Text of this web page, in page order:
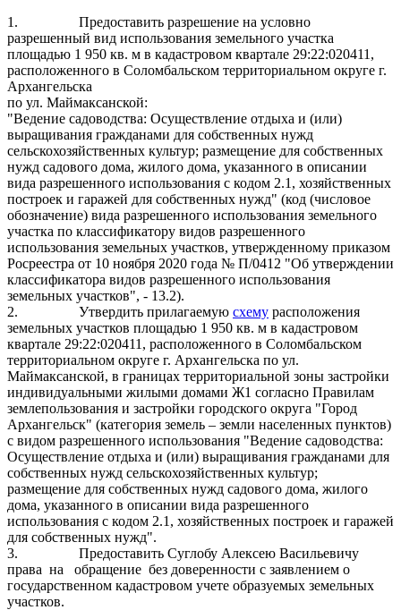
1.
Предоставить разрешение на условно
разрешенный вид использования земельного участка
площадью 1 950 кв. м в кадастровом квартале 29:22:020411,
расположенного в Соломбальском территориальном округе г.
Архангельска
по ул. Маймаксанской:
"Ведение садоводства: Осуществление отдыха и (или)
выращивания гражданами для собственных нужд
сельскохозяйственных культур; размещение для собственных
нужд садового дома, жилого дома, указанного в описании
вида разрешенного использования с кодом 2.1, хозяйственных
построек и гаражей для собственных нужд" (код (числовое
обозначение) вида разрешенного использования земельного
участка по классификатору видов разрешенного
использования земельных участков, утвержденному приказом
Росреестра от 10 ноября 2020 года № П/0412 "Об утверждении
классификатора видов разрешенного использования
земельных участков", - 13.2).
2.
Утвердить прилагаемую схему расположения
земельных участков площадью 1 950 кв. м в кадастровом
квартале 29:22:020411, расположенного в Соломбальском
территориальном округе г. Архангельска по ул.
Маймаксанской, в границах территориальной зоны застройки
индивидуальными жилыми домами Ж1 согласно Правилам
землепользования и застройки городского округа "Город
Архангельск" (категория земель – земли населенных пунктов)
с видом разрешенного использования "Ведение садоводства:
Осуществление отдыха и (или) выращивания гражданами для
собственных нужд сельскохозяйственных культур;
размещение для собственных нужд садового дома, жилого
дома, указанного в описании вида разрешенного
использования с кодом 2.1, хозяйственных построек и гаражей
для собственных нужд".
3.
Предоставить Суглобу Алексею Васильевичу
права на обращение без доверенности с заявлением о
государственном кадастровом учете образуемых земельных
участков.